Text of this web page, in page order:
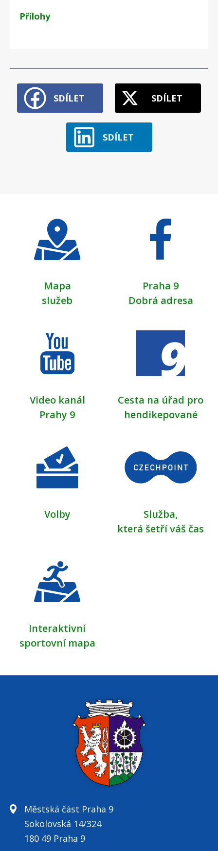
Přílohy
SDÍLET SDÍLET
SDÍLET
Mapa
služeb
Praha 9
Dobrá adresa
Video kanál
Prahy 9
Cesta na úřad pro
hendikepované
Volby
Služba,
která šetří váš čas
Interaktivní
sportovní mapa
Městská část Praha 9
Sokolovská 14/324
180 49 Praha 9